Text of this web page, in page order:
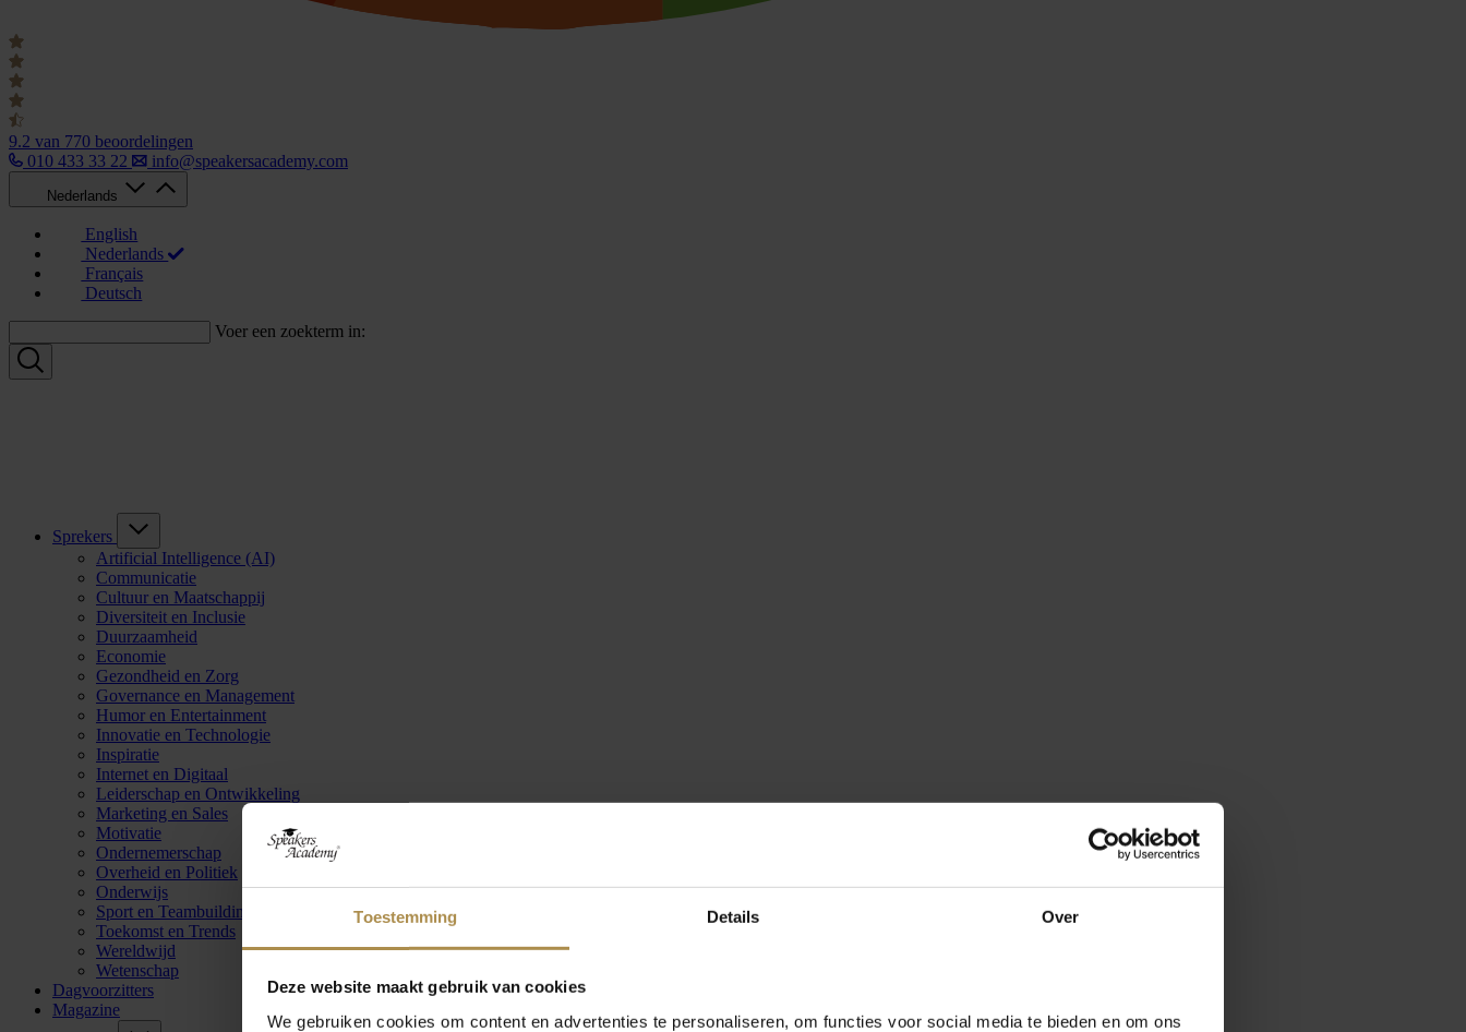
Toestemming Details Over
Deze website maakt gebruik van cookies
We gebruiken cookies om content en advertenties te personaliseren, om functies voor social media te bieden en om ons
9.2 van 770 beoordelingen
010 433 33 22
info@speakersacademy.com
Nederlands
English
Nederlands
Français
Deutsch
Voer een zoekterm in:
Sprekers
Artificial Intelligence (AI)
Communicatie
Cultuur en Maatschappij
Diversiteit en Inclusie
Duurzaamheid
Economie
Gezondheid en Zorg
Governance en Management
Humor en Entertainment
Innovatie en Technologie
Inspiratie
Internet en Digitaal
Leiderschap en Ontwikkeling
Marketing en Sales
Motivatie
Ondernemerschap
Overheid en Politiek
Onderwijs
Sport en Teambuilding
Toekomst en Trends
Wereldwijd
Wetenschap
Dagvoorzitters
Magazine